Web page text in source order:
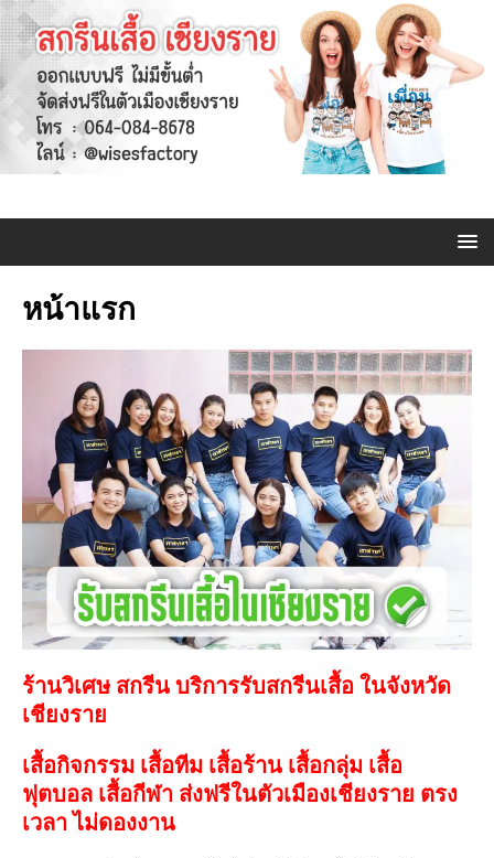
หน้าแรก
ร้านวิเศษ สกรีน บริการรับสกรีนเสื้อ ในจังหวัด
เชียงราย
เสื้อกิจกรรม เสื้อทีม เสื้อร้าน เสื้อกลุ่ม เสื้อ
ฟุตบอล เสื้อกีฬา ส่งฟรีในตัวเมืองเชียงราย ตรง
เวลา ไม่ดองงาน